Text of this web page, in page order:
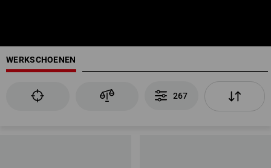
WERKSCHOENEN
267